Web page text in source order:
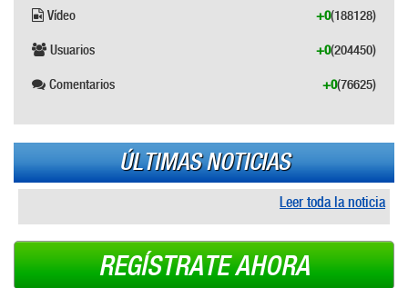
Vídeo (188128)
+0
Usuarios (204450)
+0
Comentarios (76625)
+0
ÚLTIMAS NOTICIAS
Leer toda la noticia
REGÍSTRATE AHORA